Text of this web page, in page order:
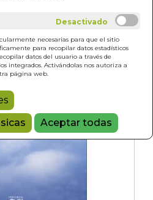
necesarias para que el sitio
para recopilar datos estadísticos
datos del usuario a través de
integrados. Activándolas nos autoriza a
página web.
Aceptar todas